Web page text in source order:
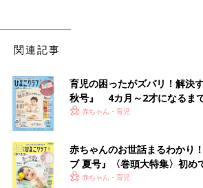
PROFILE
出産した。TBSのアナウンサーを経て、19
京FM「ONE MORNING」（月～金6時
TRAD」（月・火15時～16時55分）レギュ
ベント、コラム連載など幅広く活躍中。保
専門士の資格も取得。2022年、初の絵本
と」（インプレス）を出版。
関連記事
育児の困ったがズバリ！解決
秋号』 4カ月～2才になるま
いっぱい！
赤ちゃん・育児
赤ちゃんのお世話まるわかり
ブ 夏号』〈巻頭大特集〉初め
く！ おっぱい・ミルクの基本
赤ちゃん・育児